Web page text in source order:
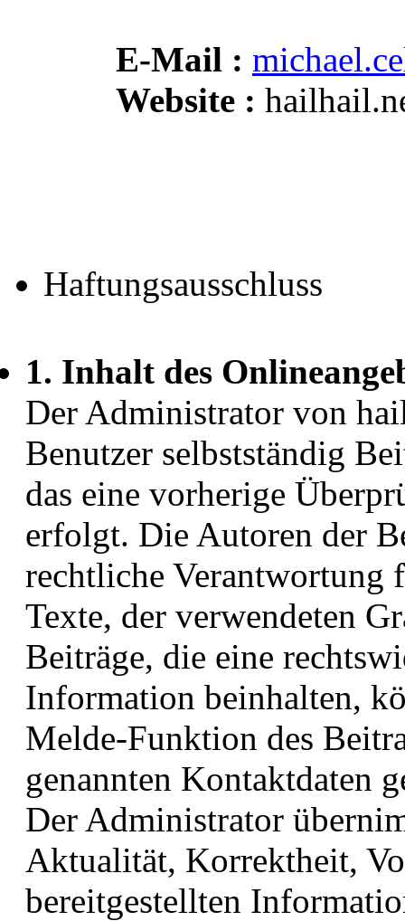
E-Mail :
Website :
Haftungsausschluss
1. Inhalt des
Der Administrator von
Benutzer selbstständig
das eine vorherige
erfolgt. Die Autoren der
rechtliche Verantwortung
Texte, der verwendeten
Beiträge, die eine
Information beinhalten,
Melde-Funktion des
genannten Kontaktdaten
Der Administrator
Aktualität, Korrektheit,
bereitgestellten